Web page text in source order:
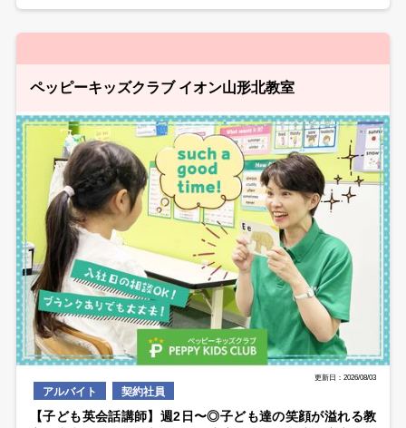
ペッピーキッズクラブ イオン山形北教室
更新日：2026/08/03
アルバイト 契約社員
【子ども英会話講師】週2日〜◎子ども達の笑顔が溢れる教